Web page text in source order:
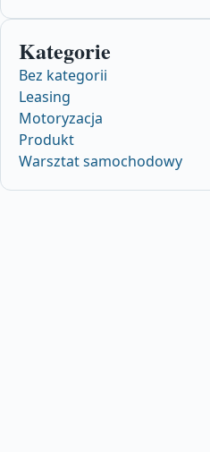
Kategorie
Bez kategorii
Leasing
Motoryzacja
Produkt
Warsztat samochodowy